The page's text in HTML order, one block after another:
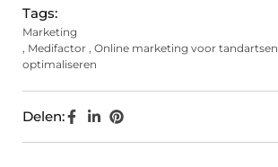
Tags:
Marketing
, Medifactor , Online marketing voor tandartsen
optimaliseren
Delen: